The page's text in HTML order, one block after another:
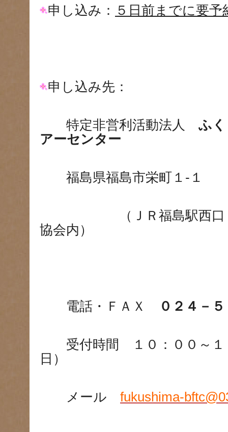
申し込み： ５日前までに要予
申し込み先：
特定非営利活動法人 ふ
アーセンター
福島県福島市栄町１-１
（ＪＲ福島駅西口２
協会内）
電話・ＦＡＸ ０２４－
受付時間 １０：００～１
日）
メール fukushima-